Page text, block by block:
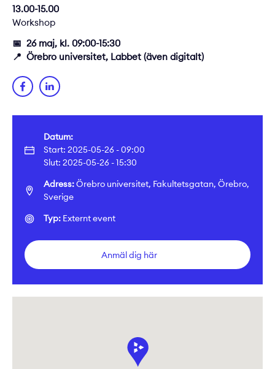
Datum:
Start: 2025-05-26 - 09:00
Slut: 2025-05-26 - 15:30
Adress:Örebro universitet, Fakultetsgatan, Örebro,
Sverige
Typ: Externt event
Anmäl dig här
13.00-15.00
Workshop
📅 26 maj, kl. 09:00-15:30
📍 Örebro universitet, Labbet (även digitalt)